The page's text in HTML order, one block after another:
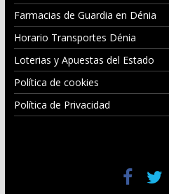
Farmacias de Guardia en Dénia
Horario Transportes Dénia
Loterias y Apuestas del Estado
Política de cookies
Política de Privacidad